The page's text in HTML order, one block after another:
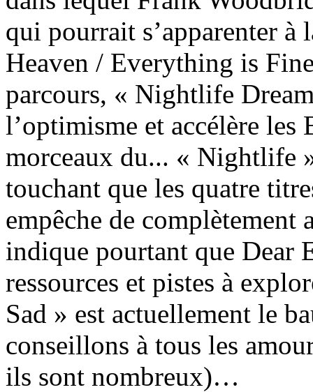
qui pourrait s’apparenter
Heaven / Everything is
parcours, « Nightlife
l’optimisme et accélère
morceaux du... « Nightlife
touchant que les quatre
empêche de complètement
indique pourtant que Dear
ressources et pistes à
Sad » est actuellement le
conseillons à tous les
ils sont nombreux)…